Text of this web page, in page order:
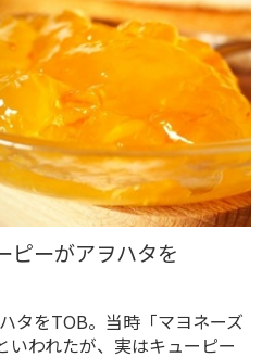
ピーがアヲハタを
タをTOB。当時「マヨネーズ
いわれたが、実はキューピー